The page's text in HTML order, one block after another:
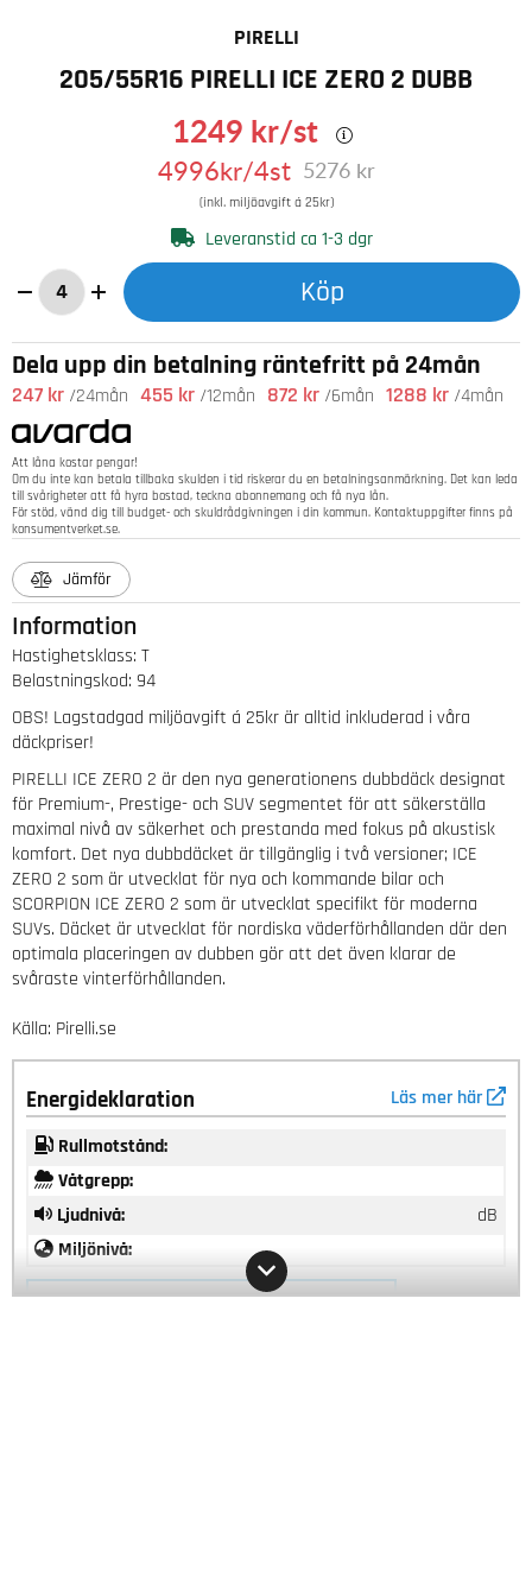
PIRELLI
205/55R16 PIRELLI ICE ZERO 2 DUBB
4996kr/4st 5276kr
1249 kr/st
(inkl. miljöavgift á 25kr)
Leveranstid ca 1-3 dgr
Köp
Dela upp din betalning räntefritt på 24mån
247 kr /24mån 455 kr /12mån 872 kr /6mån 1288 kr /4mån
Att låna kostar pengar!
Om du inte kan betala tillbaka skulden i tid riskerar du en betalningsanmärkning. Det kan leda
till svårigheter att få hyra bostad, teckna abonnemang och få nya lån.
För stöd, vänd dig till budget- och skuldrådgivningen i din kommun. Kontaktuppgifter finns på
konsumentverket.se.
Jämför
Information
Hastighetsklass: T
Belastningskod: 94
OBS! Lagstadgad miljöavgift á 25kr är alltid inkluderad i våra
däckpriser!
PIRELLI ICE ZERO 2 är den nya generationens dubbdäck designat
för Premium-, Prestige- och SUV segmentet för att säkerställa
maximal nivå av säkerhet och prestanda med fokus på akustisk
komfort. Det nya dubbdäcket är tillgänglig i två versioner; ICE
ZERO 2 som är utvecklat för nya och kommande bilar och
SCORPION ICE ZERO 2 som är utvecklat specifikt för moderna
SUVs. Däcket är utvecklat för nordiska väderförhållanden där den
optimala placeringen av dubben gör att det även klarar de
svåraste vinterförhållanden.
Källa: Pirelli.se
Energideklaration
Läs mer här
Rullmotstånd:
Våtgrepp:
Ljudnivå:
dB
Miljönivå: